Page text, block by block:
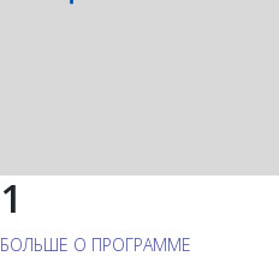
1
БОЛЬШЕ О ПРОГРАММЕ